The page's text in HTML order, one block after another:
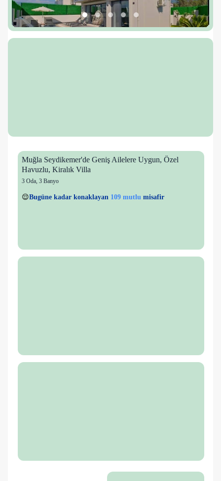
Muğla Seydikemer'de Geniş Ailelere Uygun, Özel
Havuzlu, Kiralık Villa
3 Oda, 3 Banyo
👀Son 1 saatte27 kişigörüntüledi